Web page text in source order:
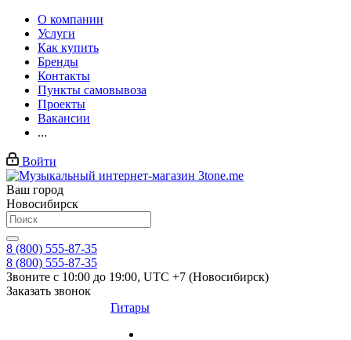
О компании
Услуги
Как купить
Бренды
Контакты
Пункты самовывоза
Проекты
Вакансии
...
Войти
Ваш город
Новосибирск
8 (800) 555-87-35
8 (800) 555-87-35
Звоните с 10:00 до 19:00, UTC +7 (Новосибирск)
Заказать звонок
Гитары